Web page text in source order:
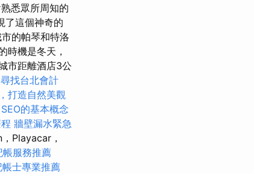
悉眾所周知的
了這個神奇的
的帕琴和特洛
時機是冬天，
市距離酒店3公
尋找台北會計
打造自然美觀
SEO的基本概念
牆壁漏水緊急
Playacar，
帳服務推薦
帳士專業推薦